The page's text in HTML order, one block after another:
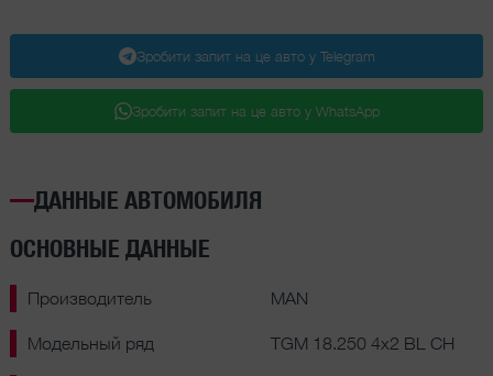
Зробити запит на це авто у Telegram
Зробити запит на це авто у WhatsApp
ДАННЫЕ АВТОМОБИЛЯ
ОСНОВНЫЕ ДАННЫЕ
Производитель MAN
Модельный ряд TGM 18.250 4x2 BL CH